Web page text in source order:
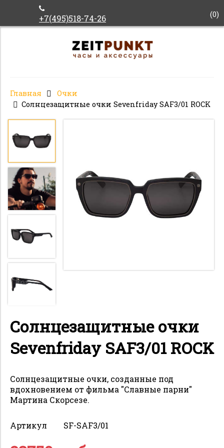
+7(495)518-74-26 (0)
Главная
Очки
Солнцезащитные очки Sevenfriday SAF3/01 ROCK
Солнцезащитные очки
Sevenfriday SAF3/01 ROCK
Солнцезащитные очки, созданные под
вдохновением от фильма "Славные парни"
Мартина Скорсезе.
Артикул SF-SAF3/01